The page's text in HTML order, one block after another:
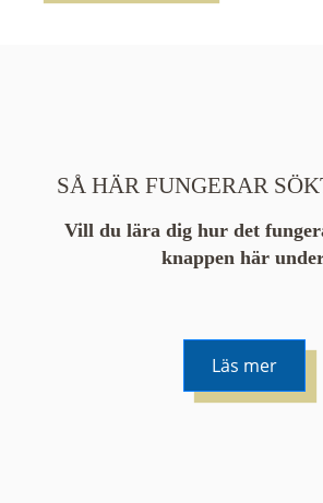
SÅ HÄR FUNGERAR
Vill du lära dig hur det
knappen här
Läs mer